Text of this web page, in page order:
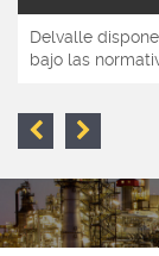
Delvalle
bajo las